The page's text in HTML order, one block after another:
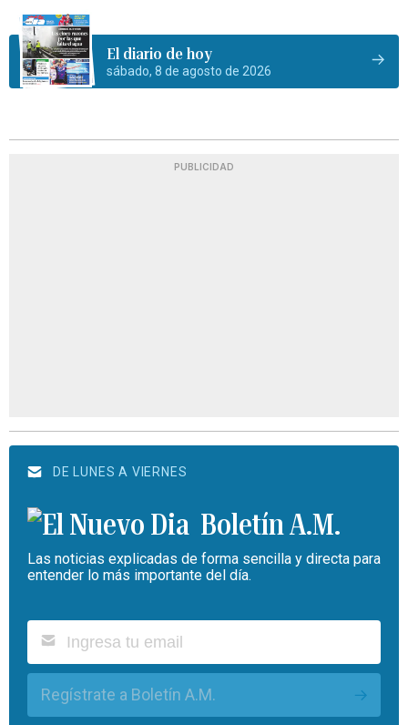
El diario de hoy
sábado, 8 de agosto de 2026
PUBLICIDAD
DE LUNES A VIERNES
Boletín A.M.
Las noticias explicadas de forma sencilla y directa para
entender lo más importante del día.
Regístrate a Boletín A.M.